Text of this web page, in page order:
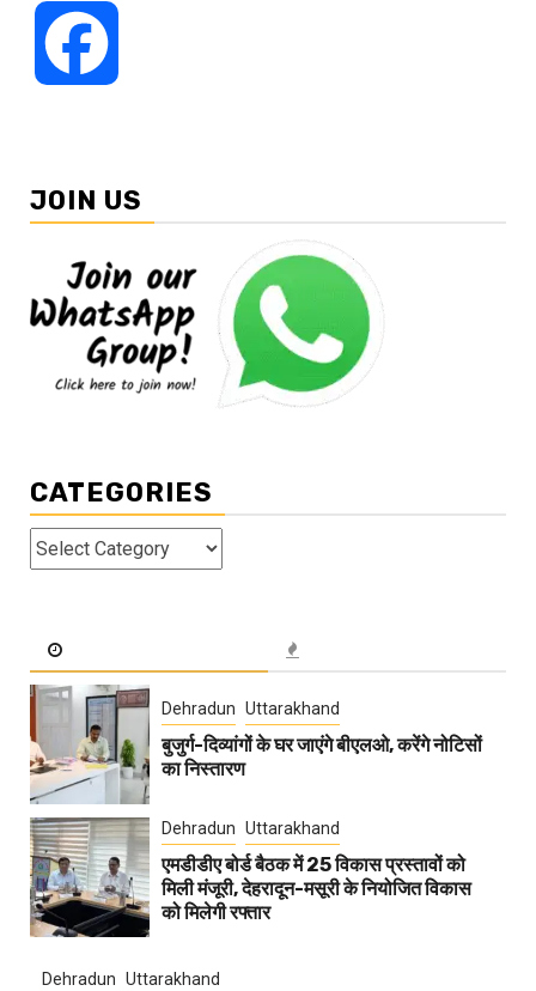
JOIN US
CATEGORIES
Categories
Dehradun Uttarakhand
बुजुर्ग-दिव्यांगों के घर जाएंगे बीएलओ, करेंगे नोटिसों
का निस्तारण
Dehradun Uttarakhand
एमडीडीए बोर्ड बैठक में 25 विकास प्रस्तावों को
मिली मंजूरी, देहरादून-मसूरी के नियोजित विकास
को मिलेगी रफ्तार
Dehradun Uttarakhand